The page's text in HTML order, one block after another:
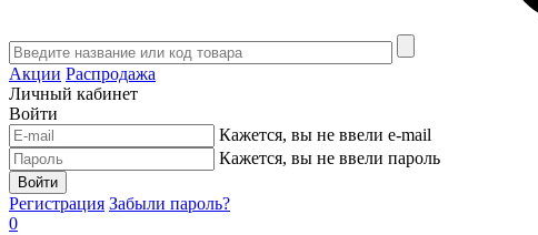
Акции Распродажа
Личный кабинет
Войти
Кажется, вы не ввели e-mail
Кажется, вы не ввели пароль
Войти
Регистрация Забыли пароль?
0